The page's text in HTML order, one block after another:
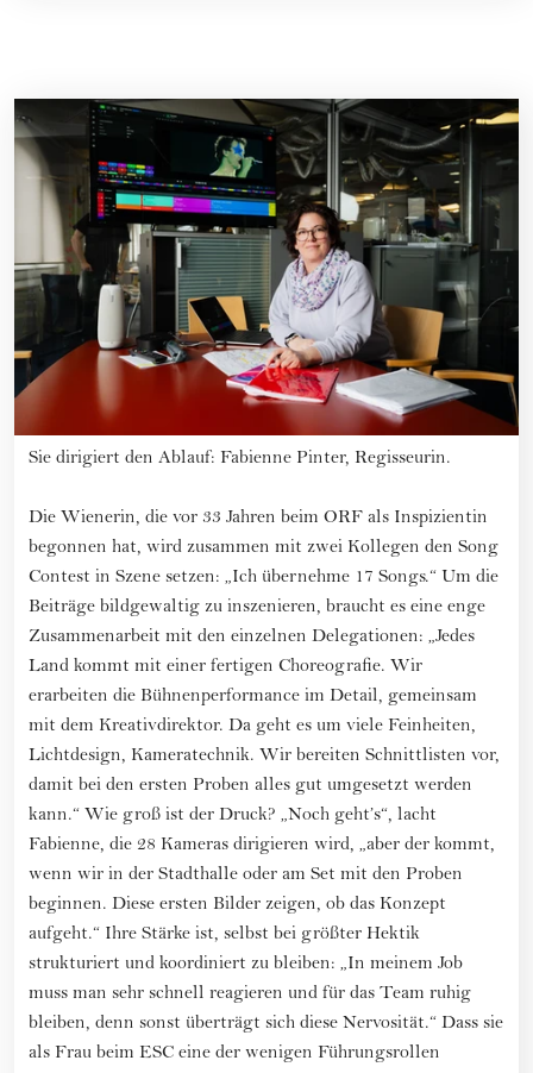
Sie dirigiert den Ablauf: Fabienne Pinter, Regisseurin.
Die Wienerin, die vor 33 Jahren beim ORF als Inspizientin
begonnen hat, wird zusammen mit zwei Kollegen den Song
Contest in Szene setzen: „Ich übernehme 17 Songs.“ Um die
Beiträge bildgewaltig zu inszenieren, braucht es eine enge
Zusammenarbeit mit den einzelnen Delegationen: „Jedes
Land kommt mit einer fertigen Choreografie. Wir
erarbeiten die Bühnenperformance im Detail, gemeinsam
mit dem Kreativdirektor. Da geht es um viele Feinheiten,
Lichtdesign, Kameratechnik. Wir bereiten Schnittlisten vor,
damit bei den ersten Proben alles gut umgesetzt werden
kann.“ Wie groß ist der Druck? „Noch geht’s“, lacht
Fabienne, die 28 Kameras dirigieren wird, „aber der kommt,
wenn wir in der Stadthalle oder am Set mit den Proben
beginnen. Diese ersten Bilder zeigen, ob das Konzept
aufgeht.“ Ihre Stärke ist, selbst bei größter Hektik
strukturiert und koordiniert zu bleiben: „In meinem Job
muss man sehr schnell reagieren und für das Team ruhig
bleiben, denn sonst überträgt sich diese Nervosität.“ Dass sie
als Frau beim ESC eine der wenigen Führungsrollen